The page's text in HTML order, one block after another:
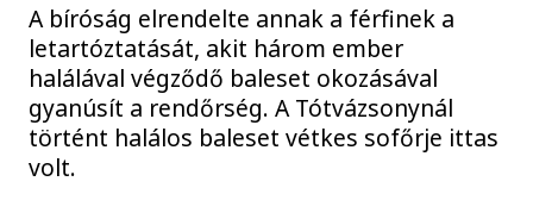
A bíróság elrendelte annak a férfinek a
letartóztatását, akit három ember
halálával végződő baleset okozásával
gyanúsít a rendőrség. A Tótvázsonynál
történt halálos baleset vétkes sofőrje ittas
volt.